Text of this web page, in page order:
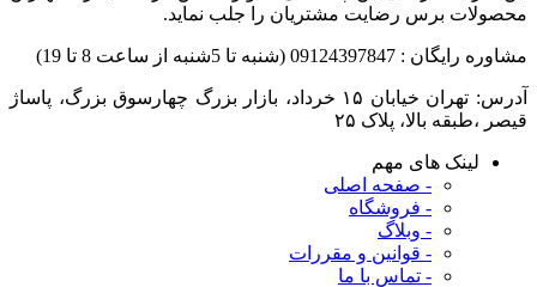
محصولات برس رضایت مشتریان را جلب نماید.
مشاوره رایگان : 09124397847 (شنبه تا 5شنبه از ساعت 8 تا 19)
قیصر ،طبقه بالا، پلاک ۲۵
لینک های مهم
- صفحه اصلی
- فروشگاه
- وبلاگ
- قوانین و مقررات
- تماس با ما